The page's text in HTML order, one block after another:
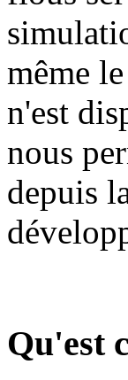
même
n'est
nous
depuis
Qu'est